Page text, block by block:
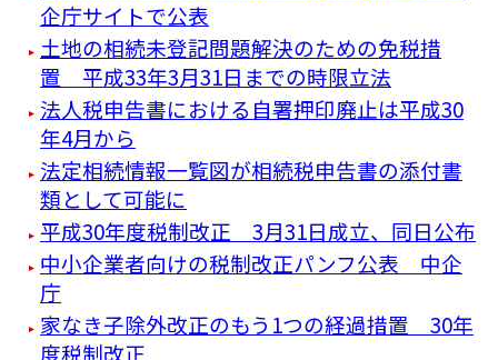
企庁サイトで公表
土地の相続未登記問題解決のための免税措
置 平成33年3月31日までの時限立法
法人税申告書における自署押印廃止は平成30
年4月から
法定相続情報一覧図が相続税申告書の添付書
類として可能に
平成30年度税制改正 3月31日成立、同日公布
中小企業者向けの税制改正パンフ公表 中企
庁
家なき子除外改正のもう1つの経過措置 30年
度税制改正